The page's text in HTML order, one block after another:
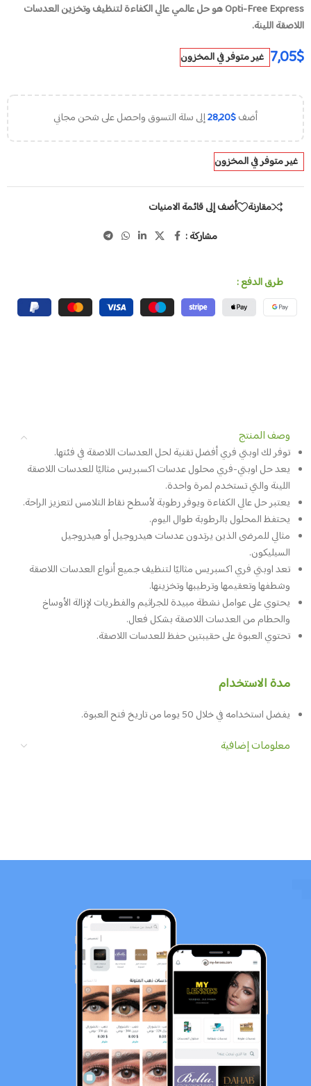
Opti-Free Express هو حل عالمي عالي الكفاءة لتنظيف وتخزين العدسات
اللاصقة اللينة.
7,05$ غير متوفر في المخزون
أضف 28,20$ إلى سلة التسوق واحصل على شحن مجاني
غير متوفر في المخزون
مقارنة
أضف إلى قائمة الامنيات
مشاركة :
طرق الدفع :
وصف المنتج
توفر لك اوبتي فري أفضل تقنية لحل العدسات اللاصقة في فئتها.
يعد حل اوبتي-فري محلول عدسات اكسبريس مثاليًا للعدسات اللاصقة
اللينة والتي تستخدم لمرة واحدة.
يعتبر حل عالي الكفاءة ويوفر رطوبة لأسطح نقاط التلامس لتعزيز الراحة.
يحتفظ المحلول بالرطوبة طوال اليوم.
مثالي للمرضى الذين يرتدون عدسات هيدروجيل أو هيدروجيل
السيليكون.
تعد اوبتي فري اكسبريس مثاليًا لتنظيف جميع أنواع العدسات اللاصقة
وشطفها وتعقيمها وترطيبها وتخزينها.
يحتوي على عوامل نشطة مبيدة للجراثيم والفطريات لإزالة الأوساخ
والحطام من العدسات اللاصقة بشكل فعال.
تحتوي العبوة على حقيبتين حفظ للعدسات اللاصقة.
مدة الاستخدام
يفضل استخدامه في خلال 50 يوما من تاريخ فتح العبوة.
معلومات إضافية